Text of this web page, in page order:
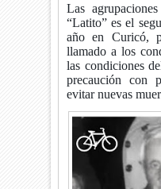
Las
“Latito” es el
año en Curicó,
llamado a los
las condiciones
precaución con
evitar nuevas